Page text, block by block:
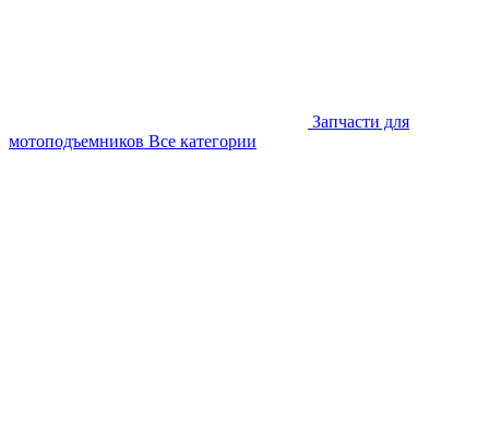
Запчасти для
мотоподъемников Все категории